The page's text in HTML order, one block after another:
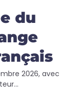
du
2026, avec